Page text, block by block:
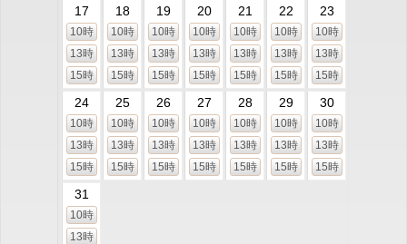
17
10時
13時
15時
18
10時
13時
15時
19
10時
13時
15時
20
10時
13時
15時
21
10時
13時
15時
22
10時
13時
15時
23
10時
13時
15時
24
10時
13時
15時
25
10時
13時
15時
26
10時
13時
15時
27
10時
13時
15時
28
10時
13時
15時
29
10時
13時
15時
30
10時
13時
15時
31
10時
13時